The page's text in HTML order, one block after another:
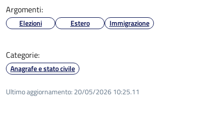
Argomenti:
Elezioni Estero Immigrazione
Categorie:
Anagrafe e stato civile
Ultimo aggiornamento: 20/05/2026 10:25.11